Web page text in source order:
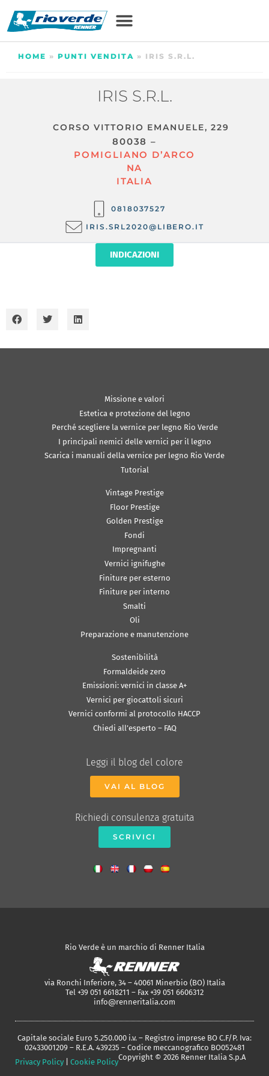
HOME » PUNTI VENDITA » IRIS S.R.L.
IRIS S.R.L.
CORSO VITTORIO EMANUELE, 229
80038 –
POMIGLIANO D’ARCO
NA
ITALIA
0818037527
IRIS.SRL2020@LIBERO.IT
INDICAZIONI
Missione e valori
Estetica e protezione del legno
Perché scegliere la vernice per legno Rio Verde
I principali nemici delle vernici per il legno
Scarica i manuali della vernice per legno Rio Verde
Tutorial
Vintage Prestige
Floor Prestige
Golden Prestige
Fondi
Impregnanti
Vernici ignifughe
Finiture per esterno
Finiture per interno
Smalti
Oli
Preparazione e manutenzione
Sostenibilità
Formaldeide zero
Emissioni: vernici in classe A+
Vernici per giocattoli sicuri
Vernici conformi al protocollo HACCP
Chiedi all’esperto – FAQ
Leggi il blog del colore
VAI AL BLOG
Richiedi consulenza gratuita
SCRIVICI
Rio Verde è un marchio di Renner Italia
via Ronchi Inferiore, 34 – 40061 Minerbio (BO) Italia
Tel +39 051 6618211 – Fax +39 051 6606312
info@renneritalia.com
Capitale sociale Euro 5.250.000 i.v. – Registro imprese BO C.F/P. Iva:
02433001209 – R.E.A. 439235 – Codice meccanografico BO052481
Privacy Policy
Cookie Policy
Copyright © 2026 Renner Italia S.p.A